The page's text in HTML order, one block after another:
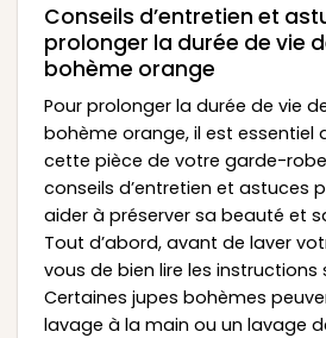
Conseils d’entretien et
prolonger la durée de vie
bohème orange
Pour prolonger la durée de vie
bohème orange, il est essentiel
cette pièce de votre garde-
conseils d’entretien et astuces
aider à préserver sa beauté et
Tout d’abord, avant de laver
vous de bien lire les instructions
Certaines jupes bohèmes
lavage à la main ou un lavage